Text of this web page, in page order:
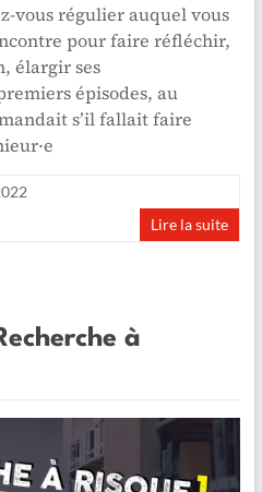
vous régulier auquel vous
pour faire réfléchir,
élargir ses
épisodes, au
s’il fallait faire
Lire la suite
à